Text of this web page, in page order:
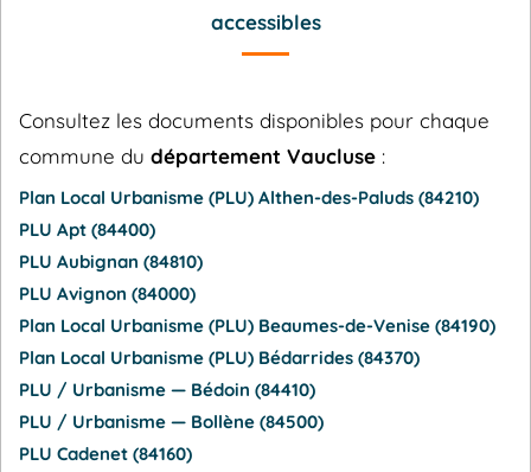
accessibles
Consultez les documents disponibles pour chaque
commune du département Vaucluse :
Plan Local Urbanisme (PLU) Althen-des-Paluds (84210)
PLU Apt (84400)
PLU Aubignan (84810)
PLU Avignon (84000)
Plan Local Urbanisme (PLU) Beaumes-de-Venise (84190)
Plan Local Urbanisme (PLU) Bédarrides (84370)
PLU / Urbanisme — Bédoin (84410)
PLU / Urbanisme — Bollène (84500)
PLU Cadenet (84160)